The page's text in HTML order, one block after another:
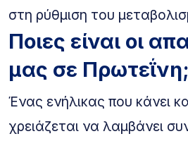
στη ρύθμιση του
Ποιες είναι οι
μας σε Πρωτεΐνη;
Ένας ενήλικας που κάνει
χρειάζεται να λαμβάνει